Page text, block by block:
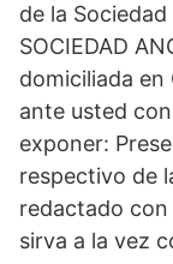
de la Sociedad
SOCIEDAD
domiciliada en
ante usted
exponer:
respectivo de
redactado
sirva a la vez